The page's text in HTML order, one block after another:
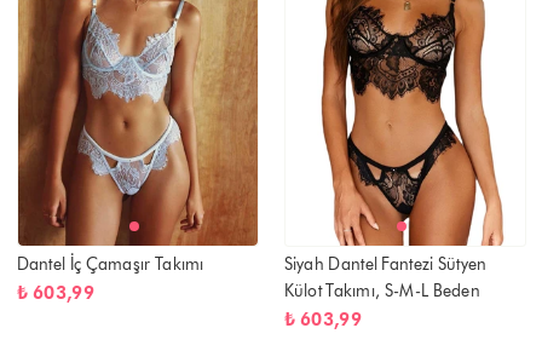
Dantel İç Çamaşır Takımı
₺ 603,99
Siyah Dantel Fantezi Sütyen
Külot Takımı, S-M-L Beden
₺ 603,99